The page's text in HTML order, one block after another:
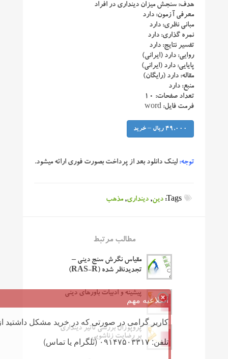
هدف: سنجش میزان دینداری در افراد
معرفی آزمون: دارد
مبانی نظری: دارد
نمره گذاری: دارد
تفسیر نتایج: دارد
روایی: دارد (ایرانی)
پایایی: دارد (ایرانی)
مقاله: دارد (رایگان)
منبع: دارد
تعداد صفحات: ۱۰
فرمت فایل: word
49,000 ریال – خرید
توجه: لینک دانلود بعد از پرداخت بصورت فوری ارائه میشود.
Tags: دین,دینداری,مذهب
مطالب مرتبط
مقیاس نگرش سنج دینی –
تجدیدنظر شده (RAS-R)
پیشینه و ادبیات باورهای دینی
پروپوزال بررسی تاثیر دینداری
بر رضایت زناشویی
اطلاعیه مهم
کاربر گرامی در صورتی که در خرید مشکل داشتید
تلفن: ۰۹۱۴۷۵۰۳۳۱۷ (تلگرام یا تماس)